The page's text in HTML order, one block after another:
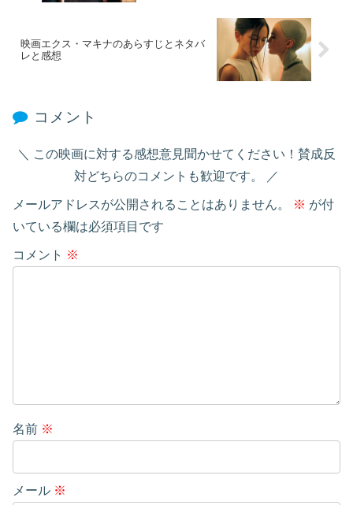
映画エクス・マキナのあらすじとネタバ
レと感想
コメント
この映画に対する感想意見聞かせてください！賛成反
対どちらのコメントも歓迎です。
メールアドレスが公開されることはありません。 ※ が付
いている欄は必須項目です
コメント ※
名前 ※
メール ※